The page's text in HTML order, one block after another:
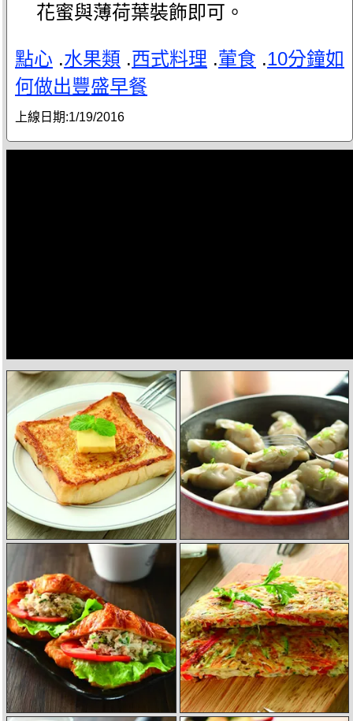
花蜜與薄荷葉裝飾即可。
點心 .水果類 .西式料理 .葷食 .10分鐘如
何做出豐盛早餐
上線日期:1/19/2016